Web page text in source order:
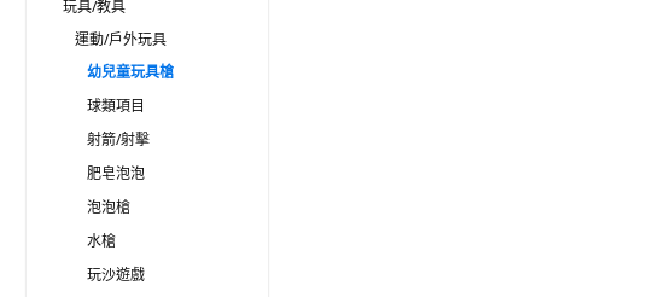
玩具/教具
運動/戶外玩具
幼兒童玩具槍
球類項目
射箭/射擊
肥皂泡泡
泡泡槍
水槍
玩沙遊戲